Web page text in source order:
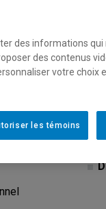
- Été 2026
des informations
des contenus
votre choix
les témoins